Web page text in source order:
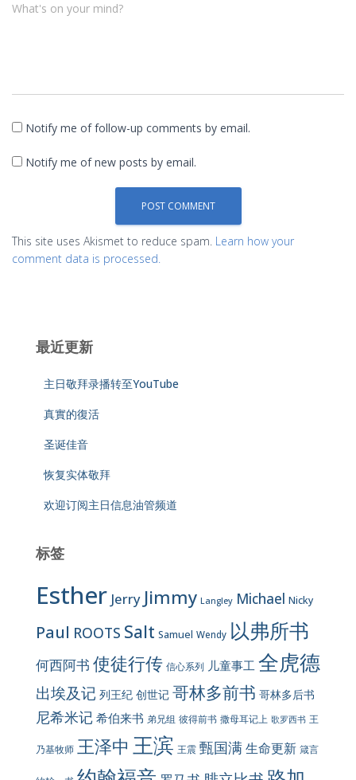
What's on your mind?
Notify me of follow-up comments by email.
Notify me of new posts by email.
This site uses Akismet to reduce spam. Learn how your
comment data is processed.
最近更新
主日敬拜录播转至YouTube
真實的復活
圣诞佳音
恢复实体敬拜
欢迎订阅主日信息油管频道
标签
Esther Jerry Jimmy Langley Michael Nicky
Paul ROOTS Salt Samuel Wendy 以弗所书
何西阿书 使徒行传 信心系列 儿童事工 全虎德
出埃及记 列王纪 创世记 哥林多前书 哥林多后书
尼希米记 希伯来书 弟兄组 彼得前书 撒母耳记上 歌罗西书 王
乃基牧师 王泽中 王滨 王震 甄国满生命更新 箴言